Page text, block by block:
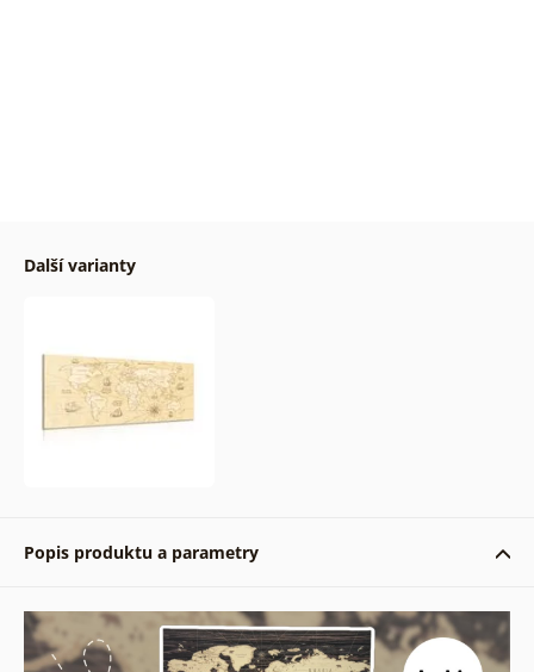
Další varianty
Popis produktu a parametry